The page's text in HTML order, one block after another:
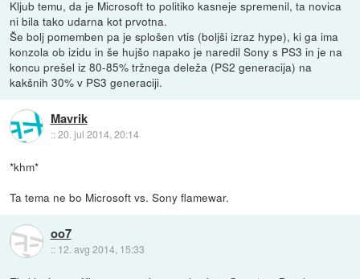
Kljub temu, da je Microsoft to politiko kasneje spremenil, ta novica
ni bila tako udarna kot prvotna.
Še bolj pomemben pa je splošen vtis (boljši izraz hype), ki ga ima
konzola ob izidu in še hujšo napako je naredil Sony s PS3 in je na
koncu prešel iz 80-85% tržnega deleža (PS2 generacija) na
kakšnih 30% v PS3 generaciji.
Mavrik
::20. jul 2014, 20:14
*khm*
Ta tema ne bo Microsoft vs. Sony flamewar.
oo7
:: 12. avg 2014, 15:33